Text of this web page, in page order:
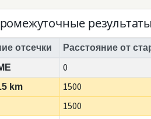
отсечки Расстояние от
0
km 1500
1500